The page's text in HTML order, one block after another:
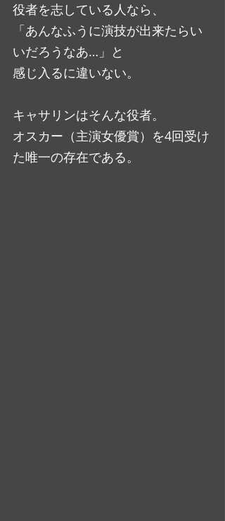
役者を志している人なら、
「あんなふうに演技が出来たらい
いだろうなあ…」と
感じ入るに違いない。
キャサリンはそんな役者。
オスカー（主演女優賞）を4回受け
た唯一の存在である。